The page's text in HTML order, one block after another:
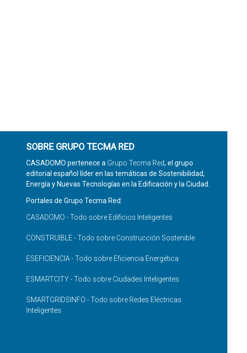
SOBRE GRUPO TECMA RED
CASADOMO pertenece a Grupo Tecma Red, el grupo
editorial español líder en las temáticas de Sostenibilidad,
Energía y Nuevas Tecnologías en la Edificación y la Ciudad.
Portales de Grupo Tecma Red:
CASADOMO - Todo sobre Edificios Inteligentes
CONSTRUIBLE - Todo sobre Construcción Sostenible
ESEFICIENCIA - Todo sobre Eficiencia Energética
ESMARTCITY - Todo sobre Ciudades Inteligentes
SMARTGRIDSINFO - Todo sobre Redes Eléctricas
Inteligentes